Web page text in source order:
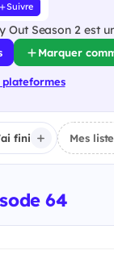
Suivre
Out Season 2 est
Marquer
plateformes
fini Mes
64